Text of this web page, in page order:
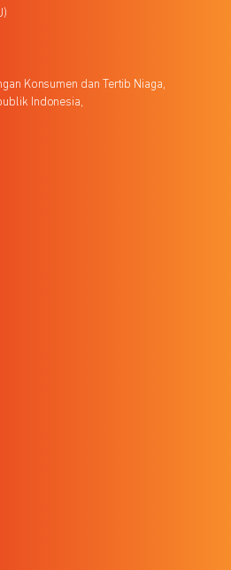
Konsumen dan Tertib Niaga,
Indonesia,